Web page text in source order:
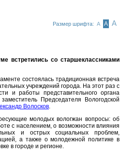
Размер шрифта: А А А
встретились со старшеклассниками
состоялась традиционная встреча
учреждений города. На этот раз с
и работы представительного органа
Председателя Вологодской
Волосков.
молодых вологжан вопросы: об
с населением, о возможности влияния
и острых социальных проблем,
а также о молодежной политике в
в городе и регионе.